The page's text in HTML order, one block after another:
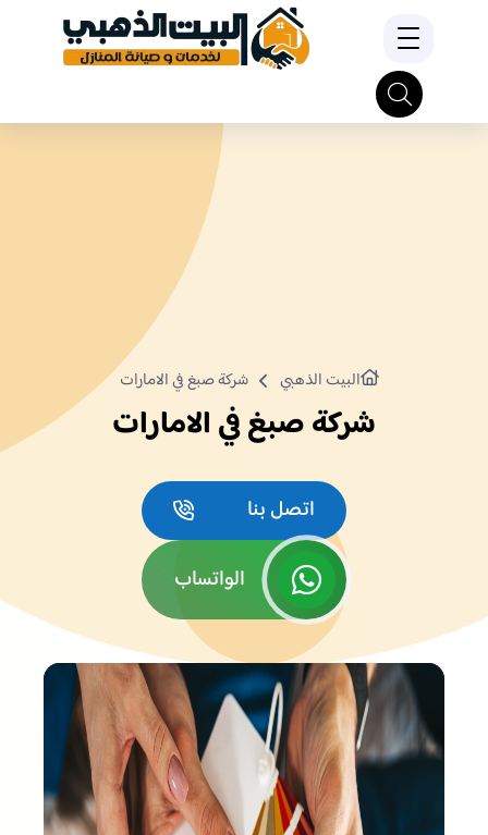
البيت الذهبي شركة صبغ في الامارات
شركة صبغ في الامارات
اتصل بنا
الواتساب